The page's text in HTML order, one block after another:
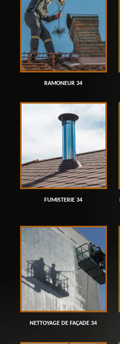
RAMONEUR 34
FUMISTERIE 34
NETTOYAGE DE FAÇADE 34